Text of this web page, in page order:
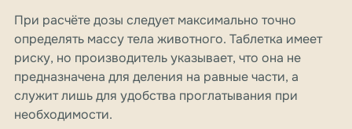
При расчёте дозы следует максимально точно
определять массу тела животного. Таблетка имеет
риску, но производитель указывает, что она не
предназначена для деления на равные части, а
служит лишь для удобства проглатывания при
необходимости.